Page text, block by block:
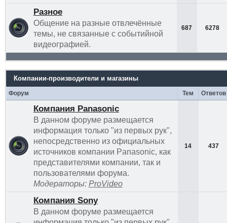
Разное
Общение на разные отвлечённые
темы, не связанные с событийной
видеографией.
687 6278
Компании-производители и магазины
Форум Тем Ответов
Компания Panasonic
В данном форуме размещается
информация только "из первых рук",
непосредственно из официальных
источников компании Panasonic, как
представителями компании, так и
пользователями форума.
Модераторы: ProVideo
14 437
Компания Sony
В данном форуме размещается